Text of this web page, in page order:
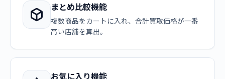
まとめ比較機能
複数商品をカートに入れ、合計買取価格が一番
高い店舗を算出。
お気に入り機能